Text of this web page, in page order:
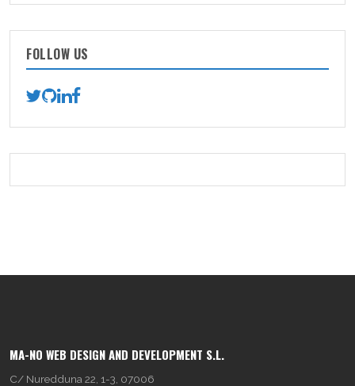
FOLLOW US
MA-NO WEB DESIGN AND DEVELOPMENT S.L.
C/ Nuredduna 22, 1-3, 07006